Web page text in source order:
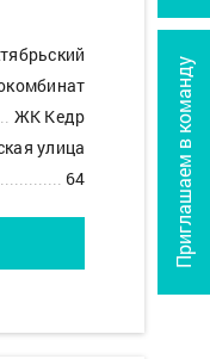
Приглашаем в команду
ЖК Кедр
улица
64